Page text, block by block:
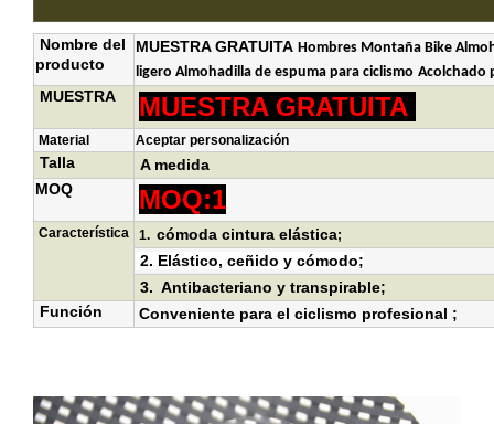
Nombre del
producto
MUESTRA GRATUITA Hombres Montaña Bike
ligero Almohadilla de espuma para ciclismo Acolchado
MUESTRA MUESTRA GRATUITA
Material Aceptar personalización
Talla
A medida
MOQ
MOQ:1
Característica 1. cómoda cintura elástica;
2. Elástico, ceñido y cómodo;
3. Antibacteriano y transpirable;
Función
Conveniente para el ciclismo profesional ;